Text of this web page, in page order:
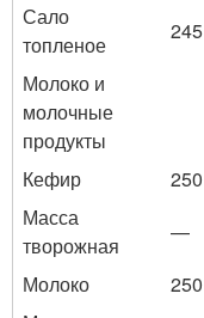
Сало
топленое
245
Молоко и
молочные
продукты
Кефир
250
Масса
творожная
—
Молоко
250